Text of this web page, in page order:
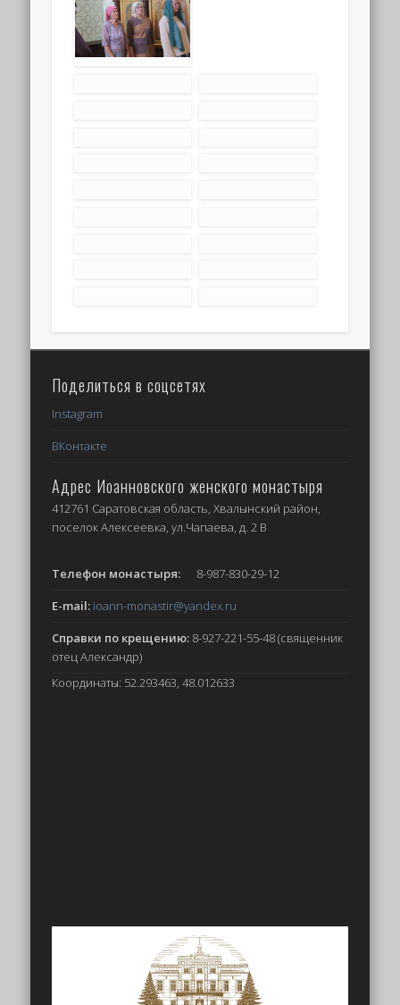
Поделиться в соцсетях
Instagram
ВКонтакте
Адрес Иоанновского женского монастыря
412761 Саратовская область, Хвалынский район,
поселок Алексеевка, ул.Чапаева, д. 2 В
Телефон монастыря:
8-987-830-29-12
E-mail: ioann-monastir@yandex.ru
Справки по крещению: 8-927-221-55-48 (священник
отец Александр)
Координаты: 52.293463, 48.012633